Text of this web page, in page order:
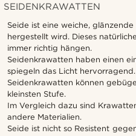
SEIDENKRAWATTEN
Seide ist eine weiche,
hergestellt wird. Dieses
immer richtig hängen.
Seidenkrawatten haben einen
spiegeln das Licht hervorragend.
Seidenkrawatten können
kleinsten Stufe.
Im Vergleich dazu sind
andere Materialien.
Seide ist nicht so Resistent